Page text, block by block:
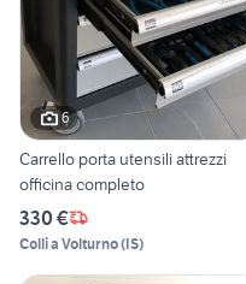
6
Carrello porta utensili attrezzi
officina completo
330 €
Colli a Volturno(IS)